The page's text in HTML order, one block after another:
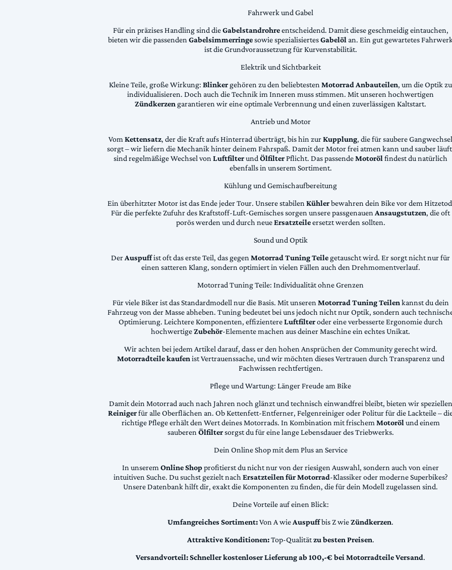
Fahrwerk und Gabel
Für ein präzises Handling sind dieGabelstandrohreentscheidend. Damit diese geschmeidig eintauchen,
bieten wir die passendenGabelsimmerringesowie spezialisiertesGabelöl an. Ein gut gewartetes
ist die Grundvoraussetzung für Kurvenstabilität.
Elektrik und Sichtbarkeit
Kleine Teile, große Wirkung: Blinker gehören zu den beliebtestenMotorrad Anbauteilen, um die Optik zu
individualisieren. Doch auch die Technik im Inneren muss stimmen. Mit unseren hochwertigen
Zündkerzen garantieren wir eine optimale Verbrennung und einen zuverlässigen Kaltstart.
Antrieb und Motor
VomKettensatz, der die Kraft aufs Hinterrad überträgt, bis hin zurKupplung, die für saubere Gangwechsel
sorgt – wir liefern die Mechanik hinter deinem Fahrspaß. Damit der Motor frei atmen kann und sauber
sind regelmäßige Wechsel vonLuftfilterundÖlfilterPflicht. Das passendeMotorölfindest du natürlich
ebenfalls in unserem Sortiment.
Kühlung und Gemischaufbereitung
Ein überhitzter Motor ist das Ende jeder Tour. Unsere stabilenKühlerbewahren dein Bike vor dem
Für die perfekte Zufuhr des Kraftstoff-Luft-Gemisches sorgen unsere passgenauenAnsaugstutzen, die oft
porös werden und durch neueErsatzteileersetzt werden sollten.
Sound und Optik
DerAuspuffist oft das erste Teil, das gegenMotorrad Tuning Teile getauscht wird. Er sorgt nicht nur für
einen satteren Klang, sondern optimiert in vielen Fällen auch den Drehmomentverlauf.
Motorrad Tuning Teile: Individualität ohne Grenzen
Für viele Biker ist das Standardmodell nur die Basis. Mit unserenMotorrad Tuning Teilenkannst du dein
Fahrzeug von der Masse abheben. Tuning bedeutet bei uns jedoch nicht nur Optik, sondern auch
Optimierung. Leichtere Komponenten, effizientereLuftfilteroder eine verbesserte Ergonomie durch
hochwertigeZubehör-Elemente machen aus deiner Maschine ein echtes Unikat.
Wir achten bei jedem Artikel darauf, dass er den hohen Ansprüchen der Community gerecht wird.
Motorradteile kaufenist Vertrauenssache, und wir möchten dieses Vertrauen durch Transparenz und
Fachwissen rechtfertigen.
Pflege und Wartung: Länger Freude am Bike
Damit dein Motorrad auch nach Jahren noch glänzt und technisch einwandfrei bleibt, bieten wir speziellen
Reinigerfür alle Oberflächen an. Ob Kettenfett-Entferner, Felgenreiniger oder Politur für die Lackteile –
richtige Pflege erhält den Wert deines Motorrads. In Kombination mit frischemMotorölund einem
sauberenÖlfiltersorgst du für eine lange Lebensdauer des Triebwerks.
Dein Online Shop mit dem Plus an Service
In unseremOnline Shopprofitierst du nicht nur von der riesigen Auswahl, sondern auch von einer
intuitiven Suche. Du suchst gezielt nachErsatzteilen für Motorrad-Klassiker oder moderne Superbikes?
Unsere Datenbank hilft dir, exakt die Komponenten zu finden, die für dein Modell zugelassen sind.
Deine Vorteile auf einen Blick:
Umfangreiches Sortiment:Von A wieAuspuffbis Z wieZündkerzen.
Attraktive Konditionen:Top-Qualitätzu besten Preisen.
Versandvorteil:Schneller kostenloser Lieferung ab 100,-€ bei Motorradteile Versand.